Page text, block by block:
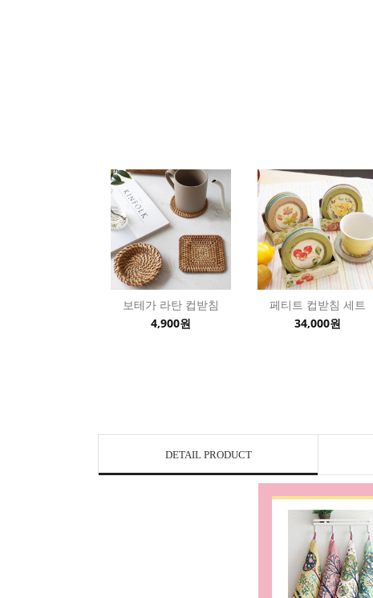
보테가 라탄 컵받침
4,900원
페티트 컵받침 세트
34,000원
DETAIL PRODUCT